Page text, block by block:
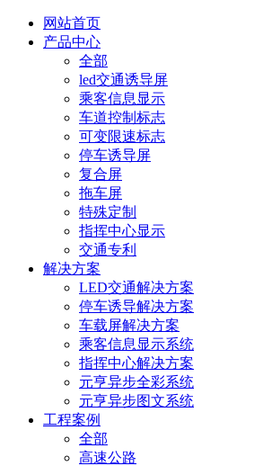
网站首页
产品中心
全部
led交通诱导屏
乘客信息显示
车道控制标志
可变限速标志
停车诱导屏
复合屏
拖车屏
特殊定制
指挥中心显示
交通专利
解决方案
LED交通解决方案
停车诱导解决方案
车载屏解决方案
乘客信息显示系统
指挥中心解决方案
元亨异步全彩系统
元亨异步图文系统
工程案例
全部
高速公路